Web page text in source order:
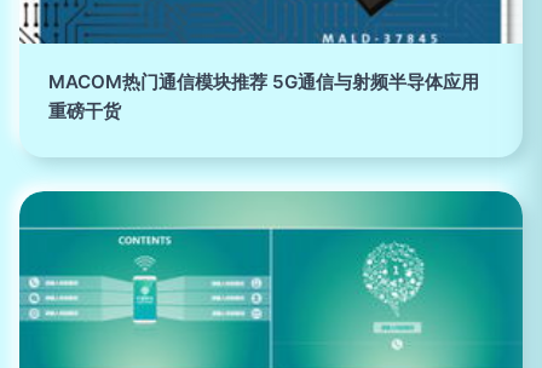
MACOM热门通信模块推荐 5G通信与射频半导体应用
重磅干货